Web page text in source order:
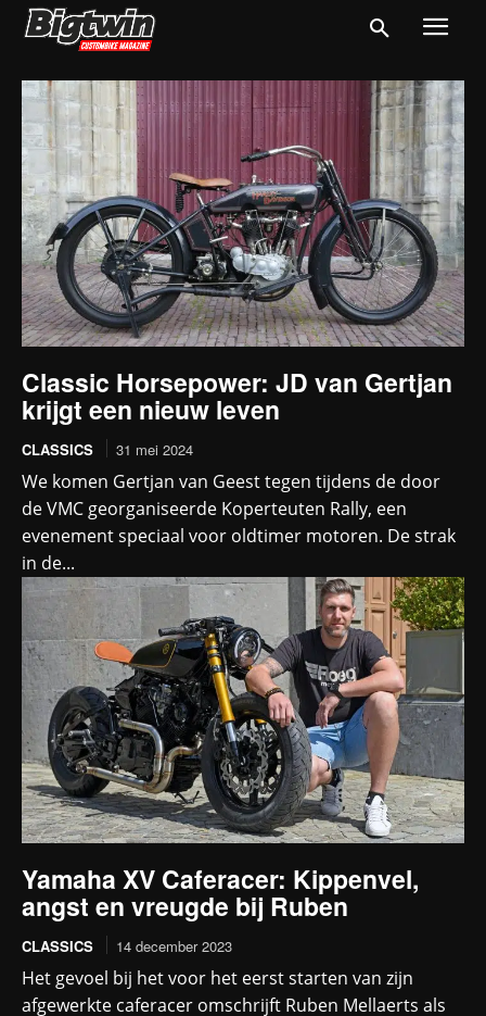
Classic Horsepower: JD van Gertjan
krijgt een nieuw leven
CLASSICS 31 mei 2024
We komen Gertjan van Geest tegen tijdens de door
de VMC georganiseerde Koperteuten Rally, een
evenement speciaal voor oldtimer motoren. De strak
in de...
Yamaha XV Caferacer: Kippenvel,
angst en vreugde bij Ruben
CLASSICS 14 december 2023
Het gevoel bij het voor het eerst starten van zijn
afgewerkte caferacer omschrijft Ruben Mellaerts als